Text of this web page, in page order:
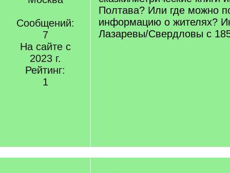
Сообщений:
7
На сайте с
2023 г.
Рейтинг:
1
Полтава? Или где можно
информацию о жителях?
Лазаревы/Свердловы с